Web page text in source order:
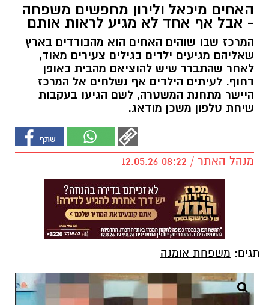
האחים מיכאל ולירון מחפשים משפחה
- אבל אף אחד לא מגיע לראות אותם
המרכז שבו שוהים האחים הוא מהבודדים בארץ
שאליהם מגיעים ילדים בגילים צעירים מאוד,
לאחר שהתברר שיש להוציאם מהבית באופן
דחוף. לעיתים הילדים אף נשלחים אל המרכז
היישר מתחנת המשטרה, לשם הגיעו בעקבות
שיחת טלפון משכן מודאג.
מנהל האתר / 08:22 12.05.26
תגים: משפחת אומנה